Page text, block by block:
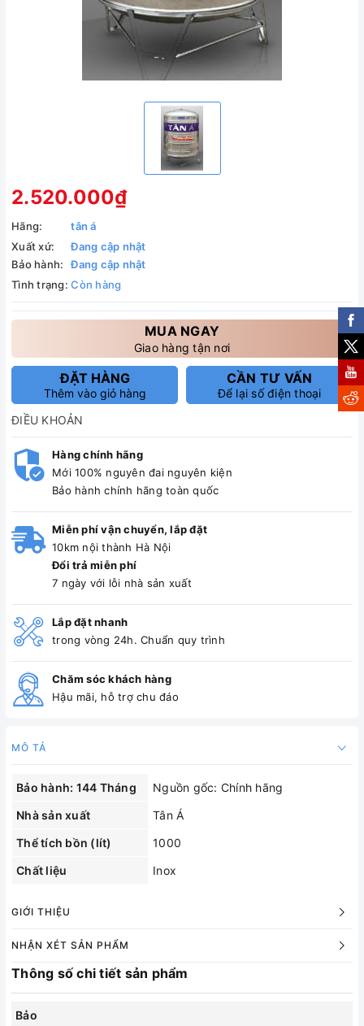
2.520.000₫
Hãng:
tân á
Xuất xứ:
Đang cập nhật
Bảo hành:
Đang cập nhật
Tình trạng: Còn hàng
MUA NGAY
Giao hàng tận nơi
ĐẶT HÀNG
Thêm vào giỏ hàng
CẦN TƯ VẤN
Để lại số điện thoại
ĐIỀU KHOẢN
Hàng chính hãng
Mới 100% nguyên đai nguyên kiện
Bảo hành chính hãng toàn quốc
Miễn phí vận chuyển, lắp đặt
10km nội thành Hà Nội
Đổi trả miễn phí
7 ngày với lỗi nhà sản xuất
Lắp đặt nhanh
trong vòng 24h. Chuẩn quy trình
Chăm sóc khách hàng
Hậu mãi, hỗ trợ chu đáo
MÔ TẢ
Bảo hành: 144 Tháng
Nguồn gốc: Chính hãng
Nhà sản xuất
Tân Á
Thể tích bồn (lít)
1000
Chất liệu
Inox
GIỚI THIỆU
NHẬN XÉT SẢN PHẨM
Thông số chi tiết sản phẩm
Bảo